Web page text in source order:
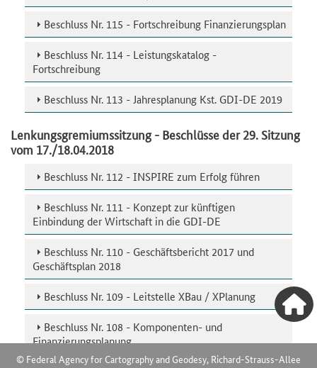
Beschluss Nr. 115 - Fortschreibung Finanzierungsplan
Beschluss Nr. 114 - Leistungskatalog -
Fortschreibung
Beschluss Nr. 113 - Jahresplanung Kst. GDI-DE 2019
Lenkungsgremiumssitzung - Beschlüsse der 29. Sitzung
vom 17./18.04.2018
Beschluss Nr. 112 - INSPIRE zum Erfolg führen
Beschluss Nr. 111 - Konzept zur künftigen
Einbindung der Wirtschaft in die GDI-DE
Beschluss Nr. 110 - Geschäftsbericht 2017 und
Geschäftsplan 2018
Beschluss Nr. 109 - Leitstelle XBau / XPlanung
Beschluss Nr. 108 - Komponenten- und
Finanzierungsplanung
© Federal Agency for Cartography and Geodesy, Richard-Strauss-Allee